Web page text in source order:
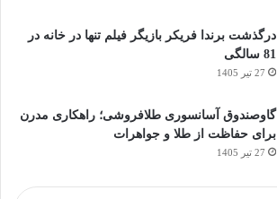
درگذشت برندا فریکر بازیگر فیلم تنها در خانه در
81 سالگی
27 تیر 1405
گاوصندوق آسانسوری طلافروشی؛ راهکاری مدرن
برای حفاظت از طلا و جواهرات
27 تیر 1405